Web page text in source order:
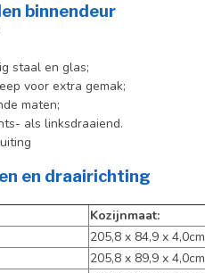
binnendeur
staal en glas;
voor extra gemak;
maten;
als linksdraaiend.
en draairichting
Kozijnmaat:
205,8 x 84,9 x 4,0cm
205,8 x 89,9 x 4,0cm